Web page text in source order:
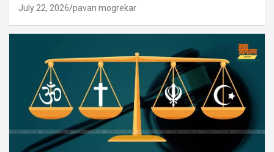
July 22, 2026 pavan mogrekar